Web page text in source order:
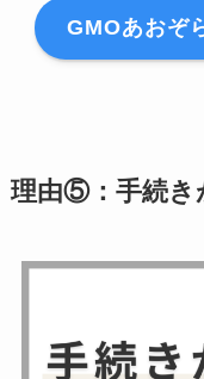
GMOあおぞ
理由⑤：手続き